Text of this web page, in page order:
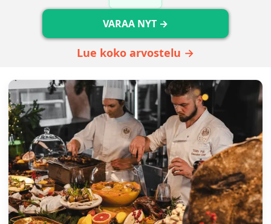
VARAA NYT →
Lue koko arvostelu →